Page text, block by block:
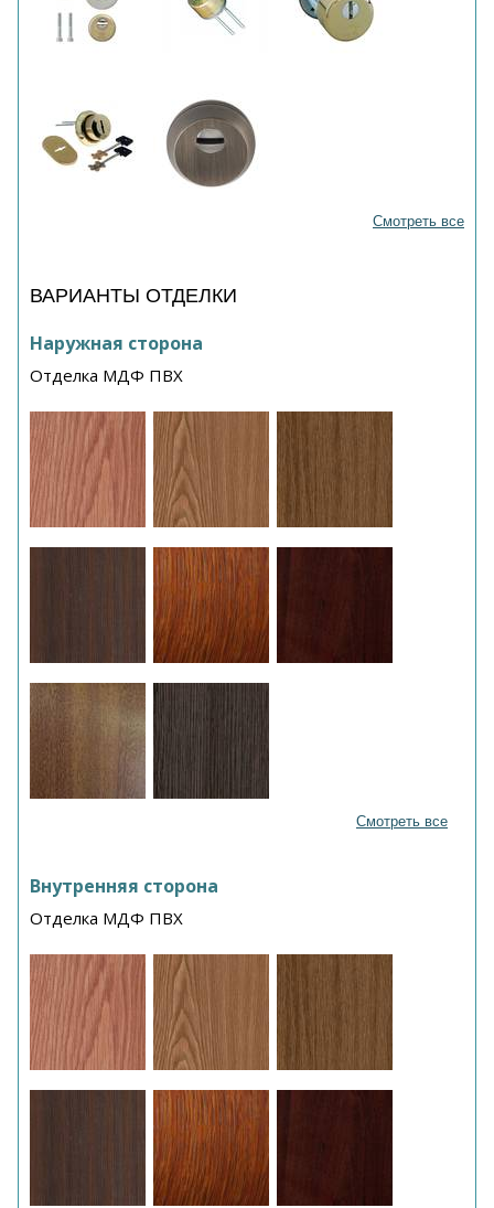
Смотреть все
ВАРИАНТЫ ОТДЕЛКИ
Наружная сторона
Отделка МДФ ПВХ
Смотреть все
Внутренняя сторона
Отделка МДФ ПВХ